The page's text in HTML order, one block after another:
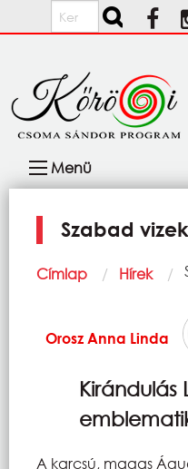
Ugrás a tartalomra
Keresés
navigáció
Menü
Szabad
Morzsa
Címlap Hírek
Orosz Anna Linda
Kirándulás
A karcsú, magas